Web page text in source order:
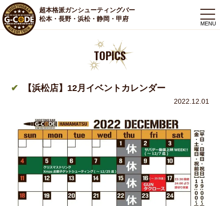
超本格派ガンシューティングバー
松本・長野・浜松・静岡・甲府
TOPICS
【浜松店】12月イベントカレンダー
2022.12.01